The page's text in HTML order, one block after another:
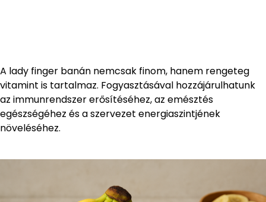
A lady finger banán nemcsak finom, hanem rengeteg
vitamint is tartalmaz. Fogyasztásával hozzájárulhatunk
az immunrendszer erősítéséhez, az emésztés
egészségéhez és a szervezet energiaszintjének
növeléséhez.